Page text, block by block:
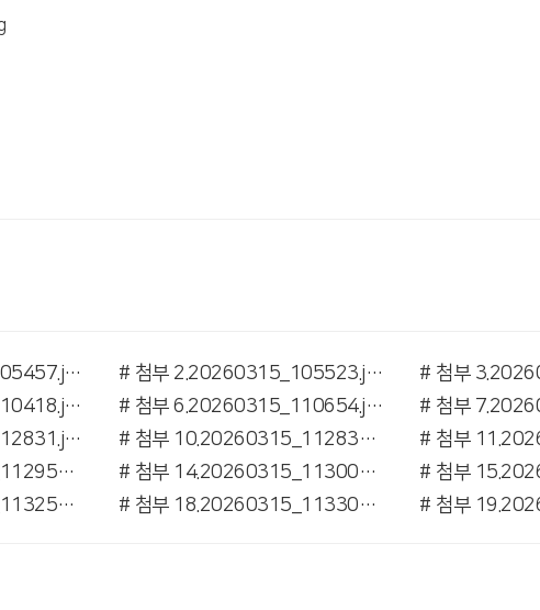
# 첨부 1.20260315_105457.jpg # 첨부 2.20260315_105523.jpg
# 첨부 5.20260315_110418.jpg
# 첨부 6.20260315_110654.jpg
# 첨부 9.20260315_112831.jpg
# 첨부 10.20260315_112837.jpg
# 첨부 13.20260315_112959.jpg
# 첨부 14.20260315_113006.jpg
# 첨부 17.20260315_113250.jpg
# 첨부 18.20260315_113305.jpg